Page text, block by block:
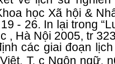
học Xã hội &
- 26. In lại trong
, Hà Nội 2005, tr
các giai đoạn
T. c Ngôn ngữ,